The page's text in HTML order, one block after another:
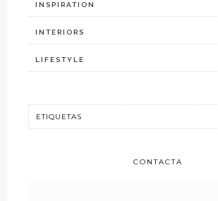
INSPIRATION
INTERIORS
LIFESTYLE
CONTACTA